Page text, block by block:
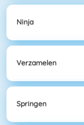
Ninja
Verzamelen
Springen